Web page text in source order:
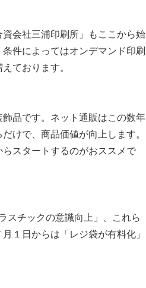
会社三浦印刷所」もここから始
件によってはオンデマンド印刷
ております。
品です。ネット通販はこの数年
けで、商品価値が向上します。
スタートするのがおススメで
スチックの意識向上」、これら
１日からは「レジ袋が有料化」